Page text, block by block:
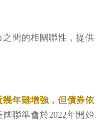
間的相關聯性，提供
年雖增強，但債券依
國聯準會於2022年開始